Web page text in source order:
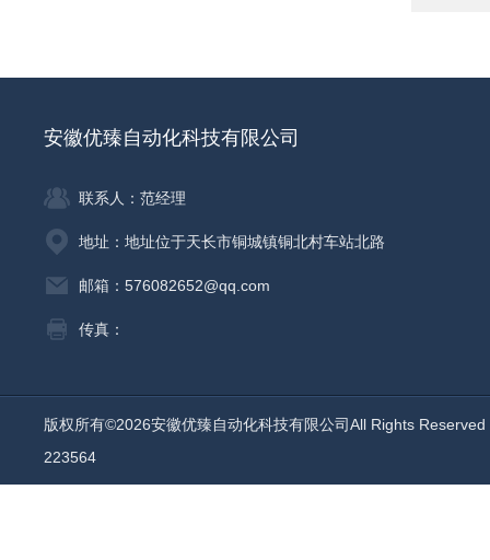
安徽优臻自动化科技有限公司
联系人：范经理
地址：地址位于天长市铜城镇铜北村车站北路
邮箱：576082652@qq.com
传真：
版权所有©2026安徽优臻自动化科技有限公司All Rights
223564